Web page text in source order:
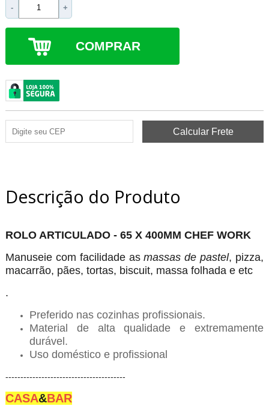
- +
COMPRAR
Descrição do Produto
ROLO ARTICULADO - 65 X 400MM CHEF WORK
Manuseie com facilidade asmassas de pastel, pizza,
macarrão, pães, tortas, biscuit, massa folhada e etc
.
Preferido nas cozinhas profissionais.
Material de alta qualidade e extremamente
durável.
Uso doméstico e profissional
----------------------------------------
CASA&BAR